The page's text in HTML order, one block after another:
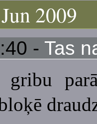
2009
- Tas
gribu